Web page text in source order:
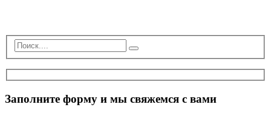
Заполните форму и мы свяжемся с вами